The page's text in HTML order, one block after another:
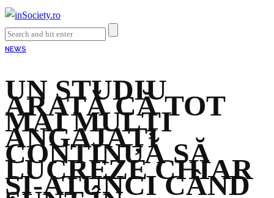
NEWS
UN STUDIU
ARATĂ CĂ TOT
MAI MULȚI
ANGAJAȚI
CONTINUĂ SĂ
LUCREZE CHIAR
ȘI-ATUNCI CÂND